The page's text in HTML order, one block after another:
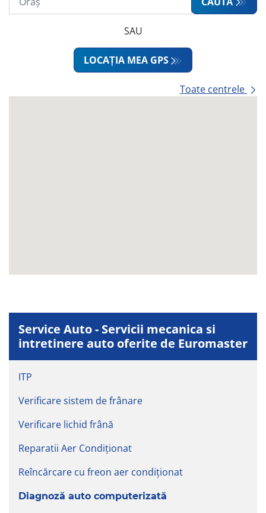
SAU
LOCAȚIA MEA GPS
Toate centrele
Service Auto - Servicii mecanica si
intretinere auto oferite de Euromaster
ITP
Verificare sistem de frânare
Verificare lichid frână
Reparatii Aer Condiționat
Reîncărcare cu freon aer condiționat
Diagnoză auto computerizată